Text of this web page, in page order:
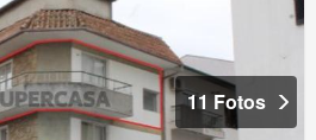
11 Fotos